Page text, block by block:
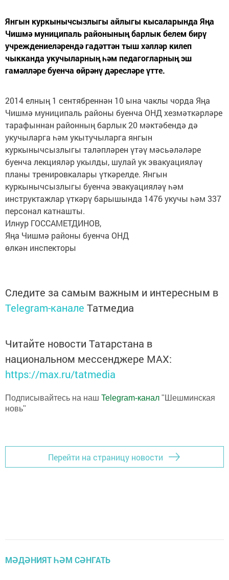
Янгын куркынычсызлыгы айлыгы кысаларында Яңа
Чишмә муниципаль районының барлык белем бирү
учреждениеләрендә гадәттән тыш хәлләр килеп
чыкканда укучыларның һәм педагогларның эш
гамәлләре буенча өйрәнү дәресләре үтте.
2014 елның 1 сентябреннән 10 ына чаклы чорда Яңа
Чишмә муниципаль районы буенча ОНД хезмәткәрләре
тарафыннан районның барлык 20 мәктәбендә дә
укучыларга һәм укытучыларга янгын
куркынычсызлыгы таләпләрен үтәү мәсьәләләре
буенча лекцияләр укылды, шулай ук эвакуацияләү
планы тренировкалары үткәрелде. Янгын
куркынычсызлыгы буенча эвакуацияләү һәм
инструктажлар үткәрү барышында 1476 укучы һәм 337
персонал катнашты.
Илнур ГОССАМЕТДИНОВ,
Яңа Чишмә районы буенча ОНД
өлкән инспекторы
Следите за самым важным и интересным в
Telegram-канале Татмедиа
Читайте новости Татарстана в
национальном мессенджере MАХ:
https://max.ru/tatmedia
Подписывайтесь на наш Telegram-канал "Шешминская
новь"
Перейти на страницу новости
МӘДӘНИЯТ ҺӘМ СӘНГАТЬ